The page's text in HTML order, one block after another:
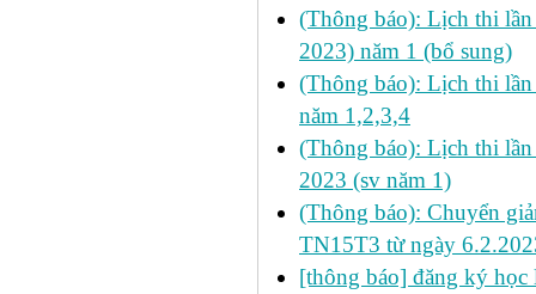
(Thông báo): Lịch thi
2023) năm 1 (bổ sung)
(Thông báo): Lịch thi
năm 1,2,3,4
(Thông báo): Lịch thi
2023 (sv năm 1)
(Thông báo): Chuyển
TN15T3 từ ngày
[thông báo] đăng ký